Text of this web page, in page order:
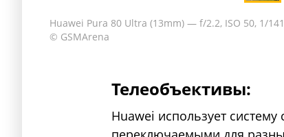
Huawei Pura 80 Ultra (13mm) — f/2.2, ISO 50, 1/
© GSMArena
Телеобъективы:
Huawei использует